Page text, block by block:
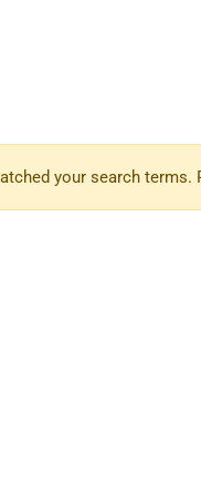
your search